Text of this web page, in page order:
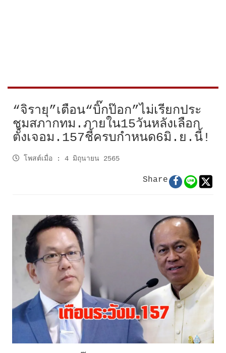
“จิรายุ”เตือน“บิ๊กป๊อก”ไม่เรียกประ
ชุมสภากทม.ภายใน15วันหลังเลือก
ตั้งเจอม.157ชี้ครบกำหนด6มิ.ย.นี้!
โพสต์เมื่อ : 4 มิถุนายน 2565
Share